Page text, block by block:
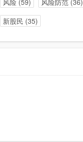
风险 (59) 风险防范 (36)
新股民 (35)